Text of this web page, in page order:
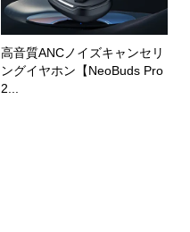
高音質ANCノイズキャンセリ
ングイヤホン【NeoBuds Pro
2...